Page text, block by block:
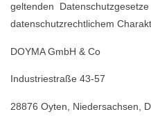
geltenden
datenschutzrechtlichem
DOYMA GmbH & Co
Industriestraße 43-57
28876 Oyten, Niedersachsen,